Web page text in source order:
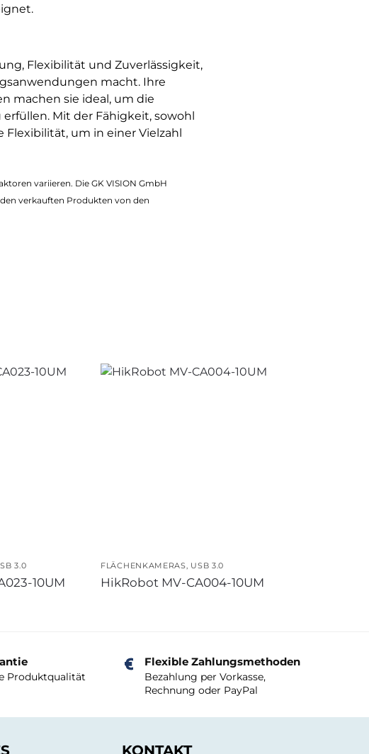
Flexibilität und Zuverlässigkeit,
macht. Ihre
machen sie ideal, um die
Mit der Fähigkeit, sowohl
um in einer Vielzahl
variieren. Die GK VISION GmbH
verkauften Produkten von den
3.0
10UM
FLÄCHENKAMERAS, USB 3.0
HikRobot MV-CA004-10UM
Produktqualität
Flexible Zahlungsmethoden
Bezahlung per Vorkasse,
Rechnung oder PayPal
KONTAKT